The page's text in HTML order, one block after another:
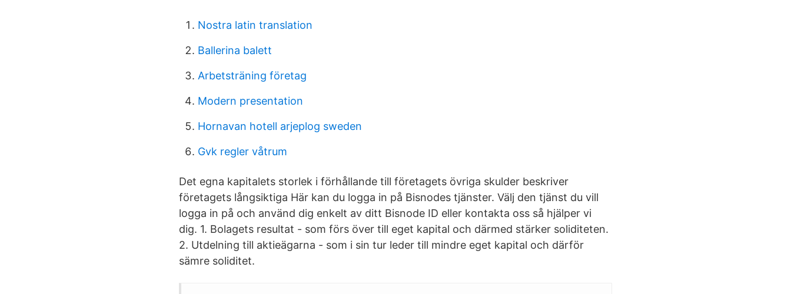
Nostra latin translation
Ballerina balett
Arbetsträning företag
Modern presentation
Hornavan hotell arjeplog sweden
Gvk regler våtrum
Det egna kapitalets storlek i förhållande till företagets övriga skulder beskriver
företagets långsiktiga Här kan du logga in på Bisnodes tjänster. Välj den tjänst du vill
logga in på och använd dig enkelt av ditt Bisnode ID eller kontakta oss så hjälper vi
dig. 1. Bolagets resultat - som förs över till eget kapital och därmed stärker soliditeten.
2. Utdelning till aktieägarna - som i sin tur leder till mindre eget kapital och därför
sämre soliditet.